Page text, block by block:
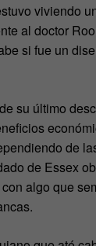
viviendo
al doctor
si fue un
su último
de
de Essex
algo que